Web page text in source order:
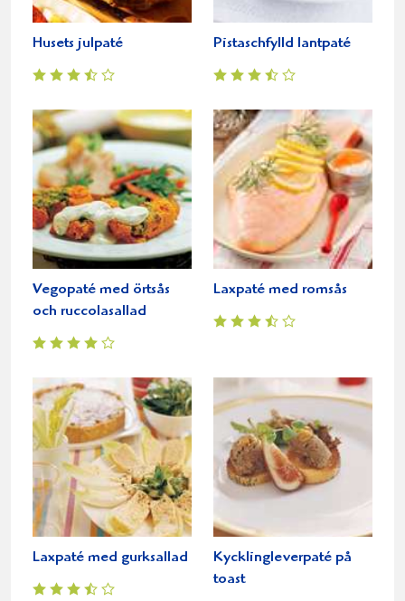
Husets julpaté Pistaschfylld lantpaté
Vegopaté med örtsås
och ruccolasallad
Laxpaté med romsås
Laxpaté med gurksallad
Kycklingleverpaté på
toast